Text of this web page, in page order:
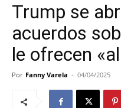
Trump se
acuerdos
le ofrecen
Por Fanny Varela - 04/04/2025